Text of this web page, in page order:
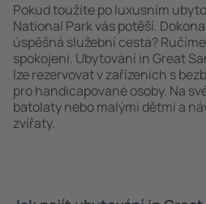
Pokud toužíte po luxusním
National Park vás potěší.
úspěšná služební cesta?
spokojeni. Ubytování in Great
lze rezervovat v zařízeních s
pro handicapované osoby. Na
batolaty nebo malými dětmi a
zvířaty.